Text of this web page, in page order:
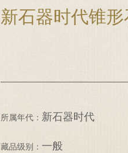
新石器时代锥
所属年代： 新石器时代
藏品级别： 一般